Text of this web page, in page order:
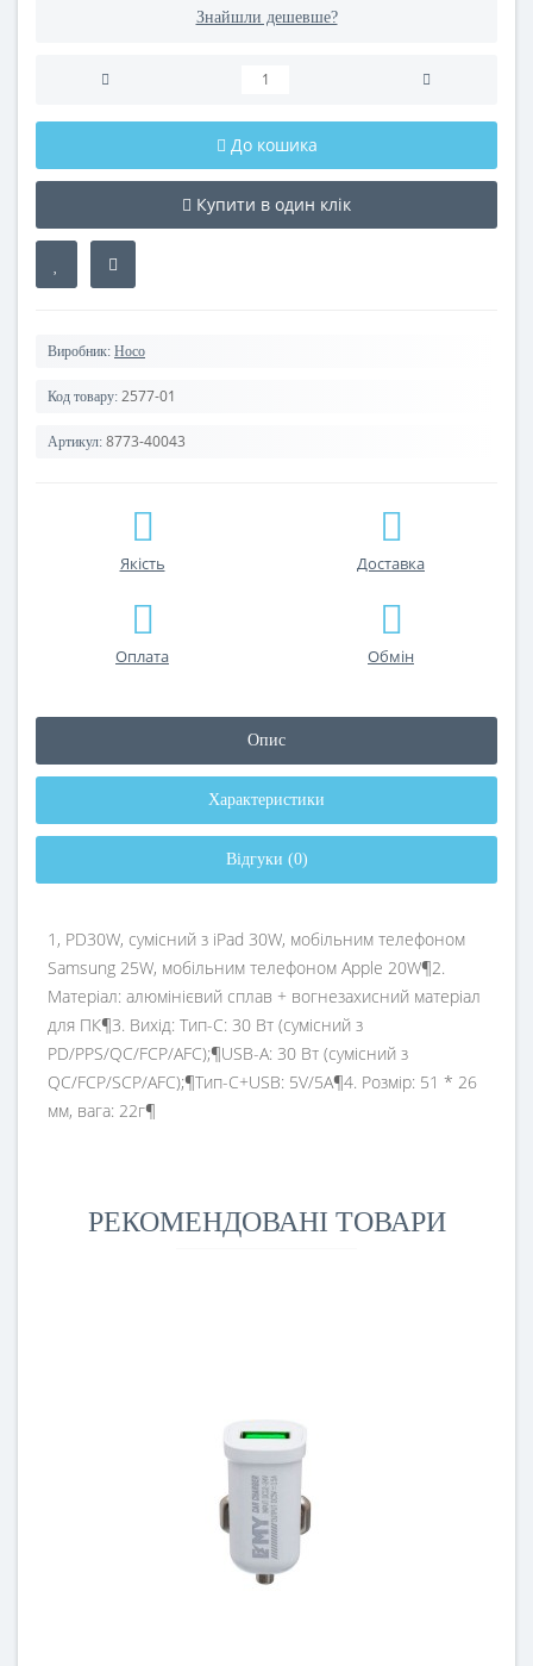
Знайшли дешевше?
До кошика
Купити в один клік
Виробник: Hoco
Код товару: 2577-01
Артикул: 8773-40043
Якість Доставка
Оплата Обмін
Опис
Характеристики
Відгуки (0)
1, PD30W, сумісний з iPad 30W, мобільним телефоном
Samsung 25W, мобільним телефоном Apple 20W¶2.
Матеріал: алюмінієвий сплав + вогнезахисний матеріал
для ПК¶3. Вихід: Тип-C: 30 Вт (сумісний з
PD/PPS/QC/FCP/AFC);¶USB-A: 30 Вт (сумісний з
QC/FCP/SCP/AFC);¶Тип-C+USB: 5V/5A¶4. Розмір: 51 * 26
мм, вага: 22г¶
РЕКОМЕНДОВАНІ ТОВАРИ